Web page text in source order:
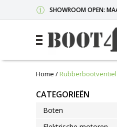
SHOWROOM OPEN:
Home /Rubberbootventiel
CATEGORIEËN
Boten